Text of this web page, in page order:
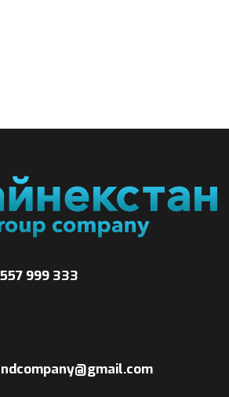
999 333